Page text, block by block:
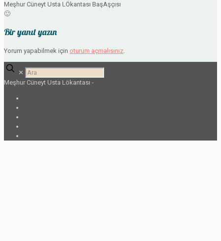
Meşhur Cüneyt Usta LÖkantası BaşAşçısı
🙂
Bir yanıt yazın
Yorum yapabilmek için oturum açmalısınız.
✕
Meşhur Cüneyt Usta Lökantası -